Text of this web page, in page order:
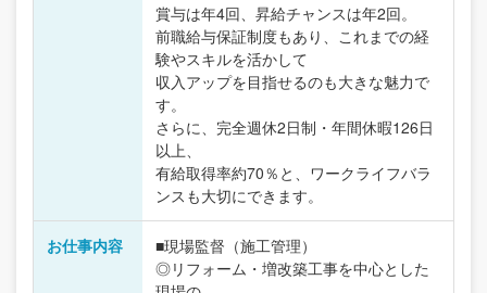
賞与は年4回、昇給チャンスは年2回。
前職給与保証制度もあり、これまでの経
験やスキルを活かして
収入アップを目指せるのも大きな魅力で
す。
さらに、完全週休2日制・年間休暇126日
以上、
有給取得率約70％と、ワークライフバラ
ンスも大切にできます。
お仕事内容
■現場監督（施工管理）
◎リフォーム・増改築工事を中心とした